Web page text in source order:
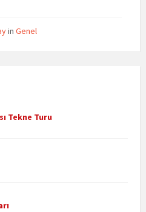
in Genel
Tekne Turu